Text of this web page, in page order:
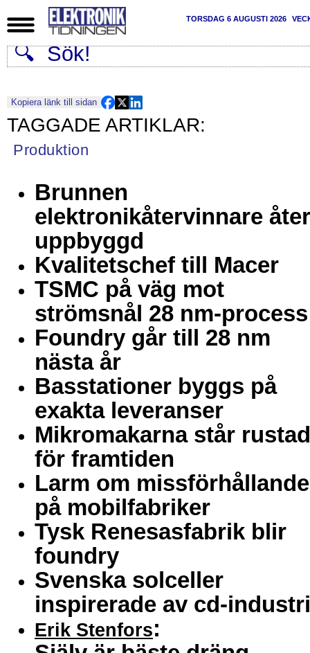
TORSDAG 6 AUGUSTI 2026
Kopiera länk till sidan
Produktion
Brunnen
elektronikåtervinnare åter
uppbyggd
Kvalitetschef till Macer
TSMC på väg mot
strömsnål 28 nm-process
Foundry går till 28 nm
nästa år
Basstationer byggs på
exakta leveranser
Mikromakarna står
för framtiden
Larm om
på mobilfabriker
Tysk Renesasfabrik blir
foundry
Svenska solceller
inspirerade av cd-
Erik Stenfors: